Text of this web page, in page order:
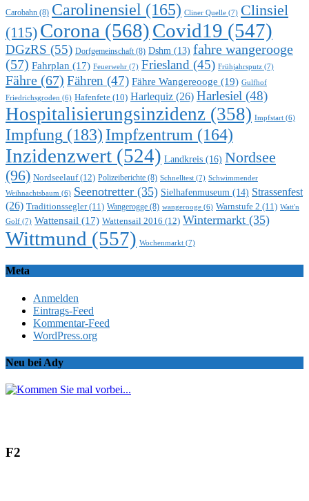
Carobahn (8) Carolinensiel (165) Cliner Quelle (7) Clinsiel
(115) Corona (568)Covid19 (547)
DGzRS (55) Dorfgemeinschaft(8) Dshm (13) fahre wangerooge
(57) Fahrplan (17) Feuerwehr (7) Friesland (45) Frühjahrsputz (7)
Fähre (67) Fähren (47) Fähre Wangereooge (19) Gulfhof
Friedrichsgroden (6) Hafenfete (10) Harlequiz (26) Harlesiel (48)
Hospitalisierungsinzidenz (358) Impfstart (6)
Impfung (183) Impfzentrum (164)
Inzidenzwert (524) Landkreis (16) Nordsee
(96) Nordseelauf(12) Polizeiberichte (8) Schnelltest (7) Schwimmender
Weihnachtsbaum (6) Seenotretter (35) Sielhafenmuseum (14) Strassenfest
(26) Traditionssegler(11) Wangerogge (8) wangerooge (6) Warnstufe 2 (11) Watt'n
Golf (7) Wattensail (17) Wattensail 2016 (12) Wintermarkt (35)
Wittmund (557) Wochenmarkt (7)
Meta
Anmelden
Eintrags-Feed
Kommentar-Feed
WordPress.org
Neu bei Ady
F2